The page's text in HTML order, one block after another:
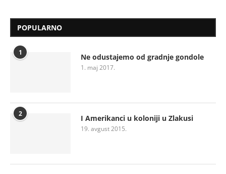
POPULARNO
1 Ne odustajemo od gradnje gondole
1. maj 2017.
2 I Amerikanci u koloniji u Zlakusi
19. avgust 2015.